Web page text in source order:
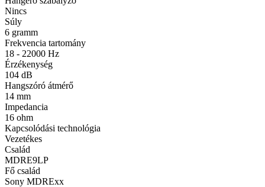
Nincs
Súly
6 gramm
Frekvencia tartomány
18 - 22000 Hz
Érzékenység
104 dB
Hangszóró átmérő
14 mm
Impedancia
16 ohm
Kapcsolódási technológia
Vezetékes
Család
MDRE9LP
Fő család
Sony MDRExx